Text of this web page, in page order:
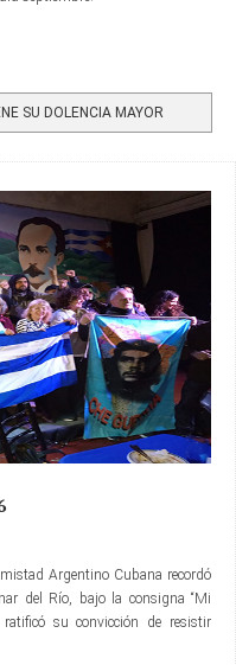
SU DOLENCIA MAYOR
Argentino Cubana recordó
del Río, bajo la consigna “Mi
su convicción de resistir